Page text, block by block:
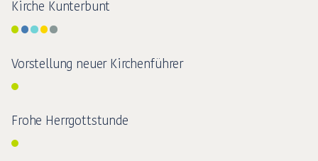
Kirche Kunterbunt
Vorstellung neuer Kirchenführer
Frohe Herrgottstunde